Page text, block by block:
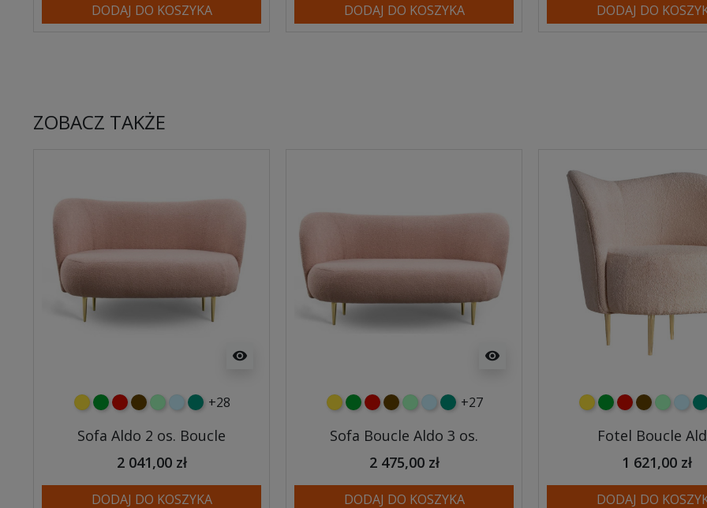
DODAJ DO KOSZYKA DODAJ DO KOSZYKA DODAJ DO
ZOBACZ TAKŻE
visibility
żółtyzielonyczerwony
czekoladowy
miętowybłękitny
turkusowy
+28
Sofa Aldo 2 os. Boucle
2 041,00 zł
DODAJ DO KOSZYKA
visibility
żółtyzielonyczerwony
czekoladowy
miętowybłękitny
turkusowy
+27
Sofa Boucle Aldo 3 os.
2 475,00 zł
DODAJ DO KOSZYKA
żółtyzielonyczerwonymiętowy
Fotel Boucle
1 621,00 zł
DODAJ DO